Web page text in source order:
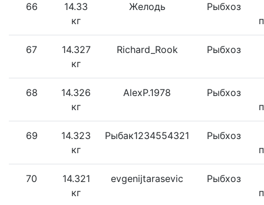
66
14.33
кг
Желодь
Рыбхоз
67
14.327
кг
Richard_Rook Рыбхоз
68
14.326
кг
AlexP.1978
Рыбхоз
69
14.323
кг
Рыбак1234554321
Рыбхоз
70
14.321
кг
evgenijtarasevic
Рыбхоз